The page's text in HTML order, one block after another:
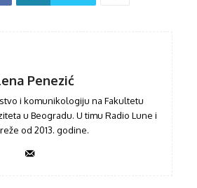
Penezić
i komunikologiju na Fakultetu
u Beogradu. U timu Radio Lune i
od 2013. godine.